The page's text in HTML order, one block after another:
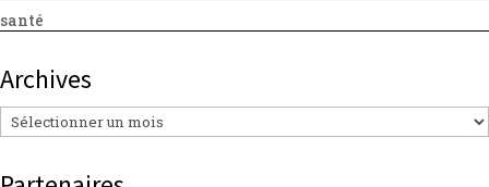
santé
Archives
Archives